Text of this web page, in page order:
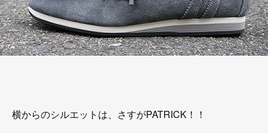
横からのシルエットは、さすがPATRICK！！